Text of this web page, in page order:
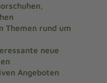
Themen rund um
neue
Angeboten